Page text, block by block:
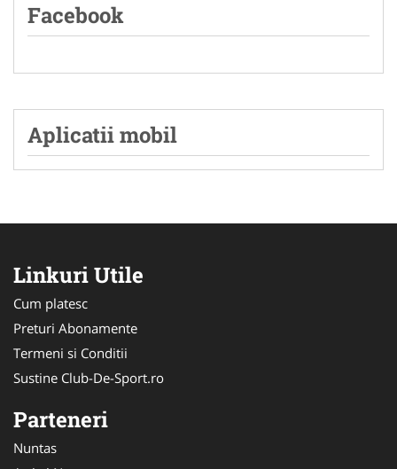
Facebook
Aplicatii mobil
Linkuri Utile
Cum platesc
Preturi Abonamente
Termeni si Conditii
Sustine Club-De-Sport.ro
Parteneri
Nuntas